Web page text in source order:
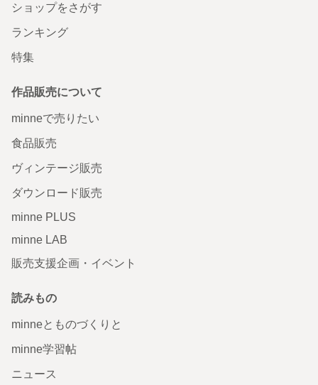
ショップをさがす
ランキング
特集
作品販売について
minneで売りたい
食品販売
ヴィンテージ販売
ダウンロード販売
minne PLUS
minne LAB
販売支援企画・イベント
読みもの
minneとものづくりと
minne学習帖
ニュース